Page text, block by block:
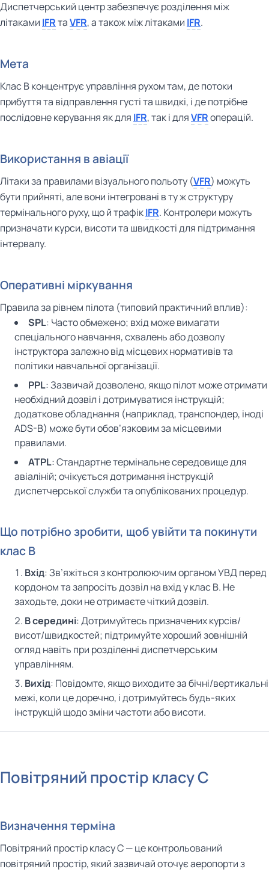
Диспетчерський центр забезпечує розділення між
літаками IFRтаVFR, а також між літаками IFR.
Мета
Клас B концентрує управління рухом там, де потоки
прибуття та відправлення густі та швидкі, і де потрібне
послідовне керування як для IFR, так і дляVFRоперацій.
Використання в авіації
Літаки за правилами візуального польоту (VFR) можуть
бути прийняті, але вони інтегровані в ту ж структуру
термінального руху, що й трафікIFR. Контролери можуть
призначати курси, висоти та швидкості для підтримання
інтервалу.
Оперативні міркування
Правила за рівнем пілота (типовий практичний вплив):
SPL: Часто обмежено; вхід може вимагати
спеціального навчання, схвалень або дозволу
інструктора залежно від місцевих нормативів та
політики навчальної організації.
PPL: Зазвичай дозволено, якщо пілот може отримати
необхідний дозвіл і дотримуватися інструкцій;
додаткове обладнання (наприклад, транспондер, іноді
ADS-B) може бути обов’язковим за місцевими
правилами.
ATPL: Стандартне термінальне середовище для
авіаліній; очікується дотримання інструкцій
диспетчерської служби та опублікованих процедур.
Що потрібно зробити, щоб увійти та покинути
клас B
Вхід: Зв’яжіться з контролюючим органом УВД перед
кордоном та запросіть дозвіл на вхід у клас B. Не
заходьте, доки не отримаєте чіткий дозвіл.
В середині: Дотримуйтесь призначених курсів/
висот/швидкостей; підтримуйте хороший зовнішній
огляд навіть при розділенні диспетчерським
управлінням.
Вихід: Повідомте, якщо виходите за бічні/вертикальні
межі, коли це доречно, і дотримуйтесь будь-яких
інструкцій щодо зміни частоти або висоти.
Повітряний простір класу C
Визначення терміна
Повітряний простір класу C — це контрольований
повітряний простір, який зазвичай оточує аеропорти з